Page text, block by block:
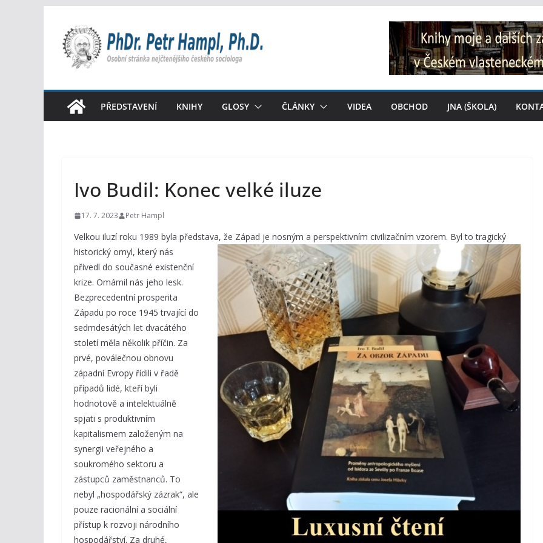
obsah
PŘEDSTAVENÍ KNIHY GLOSY ČLÁNKY VIDEA OBCHOD JNA (ŠKOLA)
Ivo Budil: Konec velké iluze
17. 7. 2023 Petr Hampl
Velkou iluzí roku 1989 byla představa, že Západ je nosným a perspektivním civilizačním vzorem. Byl to tragický
historický omyl, který nás
přivedl do současné existenční
krize. Omámil nás jeho lesk.
Bezprecedentní prosperita
Západu po roce 1945 trvající do
sedmdesátých let dvacátého
století měla několik příčin. Za
prvé, poválečnou obnovu
západní Evropy řídili v řadě
případů lidé, kteří byli
hodnotově a intelektuálně
spjati s produktivním
kapitalismem založeným na
synergii veřejného a
soukromého sektoru a
zástupců zaměstnanců. To
nebyl „hospodářský zázrak“, ale
pouze racionální a sociální
přístup k rozvoji národního
hospodářství. Za druhé,